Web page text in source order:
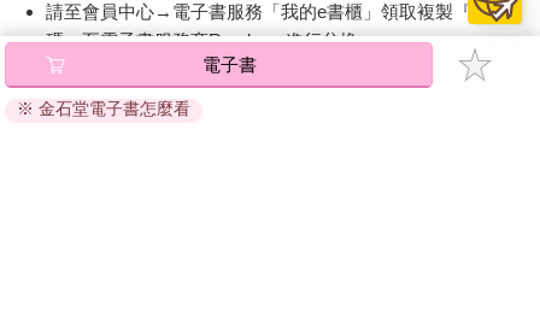
請至會員中心→電子書服務「我的e書櫃」領取複製『兌換
碼』至電子書服務商Readmoo進行兌換。
退換貨須知：
因版權保護，您在金石堂所購買的電子書僅能以金石堂專屬
電子書
※ 金石堂電子書怎麼看